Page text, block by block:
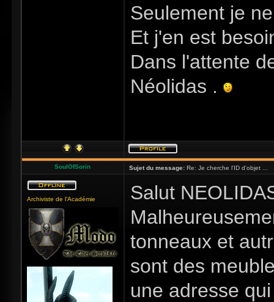
Seulement je
Et j'en est
Dans l'attente
Néolidas .
SoulOfSorin Sujet du message: Re: Je cherche l'ID d'objet ...
Archiviste de l'Académie
Salut
tonneaux et
sont des
une adresse